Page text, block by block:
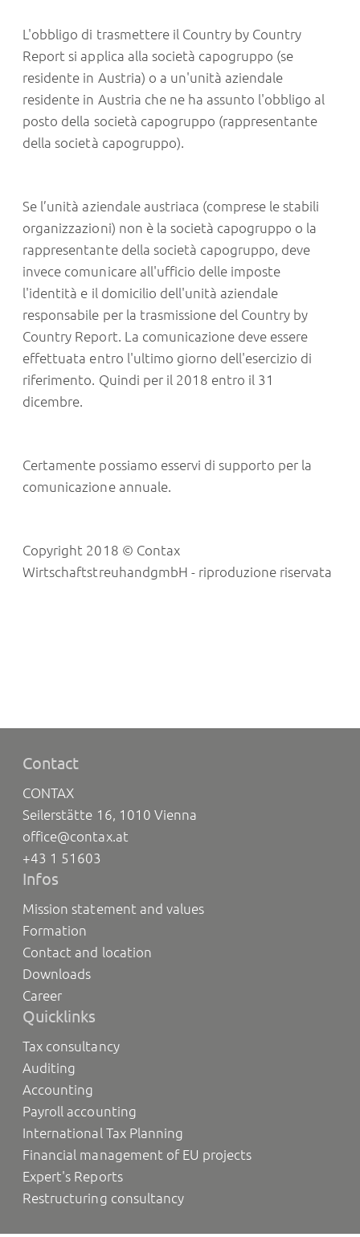
L'obbligo di trasmettere il Country by Country
Report si applica alla società capogruppo (se
residente in Austria) o a un'unità aziendale
residente in Austria che ne ha assunto l'obbligo al
posto della società capogruppo (rappresentante
della società capogruppo).
Se l’unità aziendale austriaca (comprese le stabili
organizzazioni) non è la società capogruppo o la
rappresentante della società capogruppo, deve
invece comunicare all'ufficio delle imposte
l'identità e il domicilio dell'unità aziendale
responsabile per la trasmissione del Country by
Country Report. La comunicazione deve essere
effettuata entro l'ultimo giorno dell'esercizio di
riferimento. Quindi per il 2018 entro il 31
dicembre.
Certamente possiamo esservi di supporto per la
comunicazione annuale.
Copyright 2018 © Contax
WirtschaftstreuhandgmbH - riproduzione riservata
Contact
CONTAX
Seilerstätte 16, 1010 Vienna
office@contax.at
+43 1 51603
Infos
Mission statement and values
Formation
Contact and location
Downloads
Career
Quicklinks
Tax consultancy
Auditing
Accounting
Payroll accounting
International Tax Planning
Financial management of EU projects
Expert's Reports
Restructuring consultancy